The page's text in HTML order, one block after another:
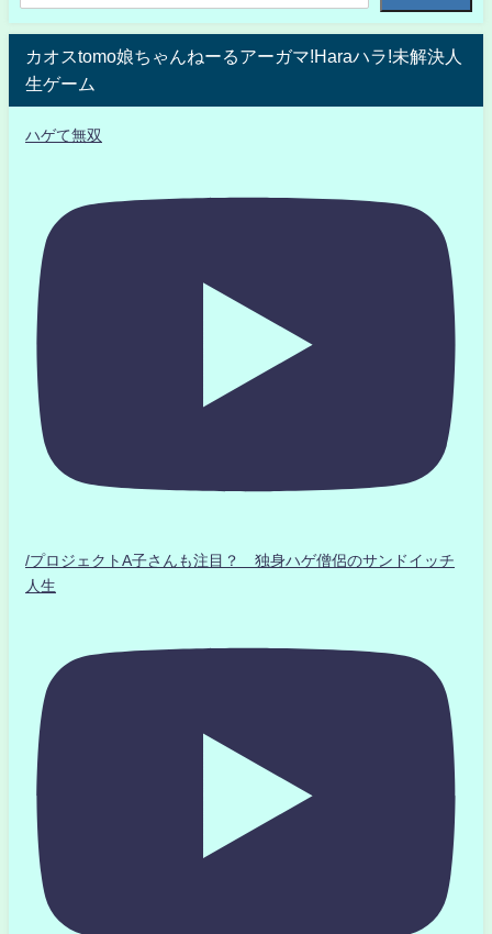
カオスtomo娘ちゃんねーるアーガマ!Haraハラ!未解決人
生ゲーム
ハゲて無双
/プロジェクトA子さんも注目？ 独身ハゲ僧侶のサンドイッチ
人生